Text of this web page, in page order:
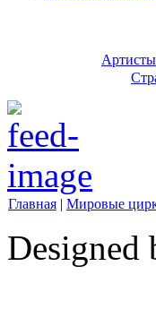
Артисты
Главная | Мировые
Designed